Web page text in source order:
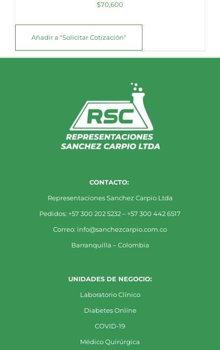
$70,600
Añadir a "Solicitar Cotización"
CONTACTO:
Representaciones Sanchez Carpio Ltda
Pedidos: +57 300 202 5232 – +57 300 442 6517
Correo: info@sanchezcarpio.com.co
Barranquilla – Colombia
UNIDADES DE NEGOCIO:
Laboratorio Clínico
Diabetes Online
COVID-19
Médico Quirúrgica